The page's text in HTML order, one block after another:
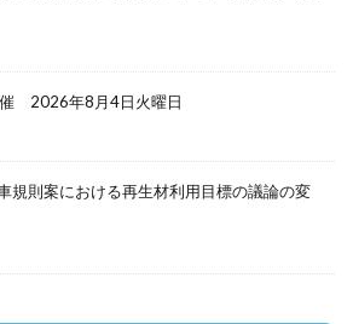
2026年8月4日火曜日
則案における再生材利用目標の議論の変